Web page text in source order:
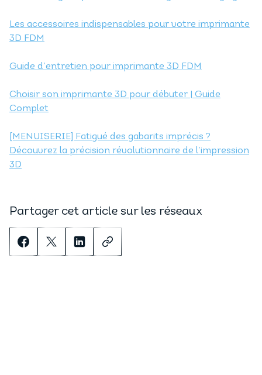
Les accessoires indispensables pour votre imprimante
3D FDM
Guide d’entretien pour imprimante 3D FDM
Choisir son imprimante 3D pour débuter | Guide
Complet
[MENUISERIE] Fatigué des gabarits imprécis ?
Découvrez la précision révolutionnaire de l’impression
3D
Partager cet article sur les réseaux